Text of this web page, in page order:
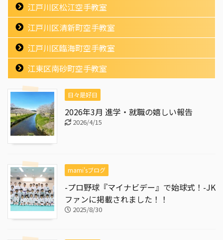
江戸川区松江空手教室
江戸川区清新町空手教室
江戸川区臨海町空手教室
江東区南砂町空手教室
日々是好日
2026年3月 進学・就職の嬉しい報告
2026/4/15
mami'sブログ
-プロ野球『マイナビデー』で始球式！-JK
ファンに掲載されました！！
2025/8/30